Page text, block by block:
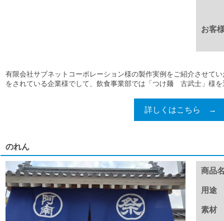
お客
有限会社サブネットコーポレーション様の製作実例をご紹介させて
をされている企業様でして、飲食事業部では「つけ麺 古武士」様を
詳しくはこちら →
のれん
商品
用途
素材